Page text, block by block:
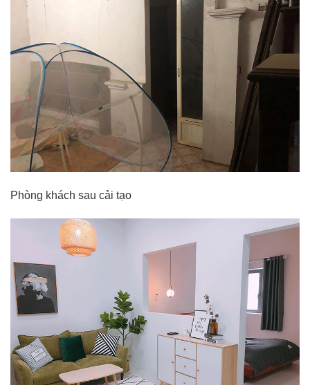
Phòng khách sau cải tạo